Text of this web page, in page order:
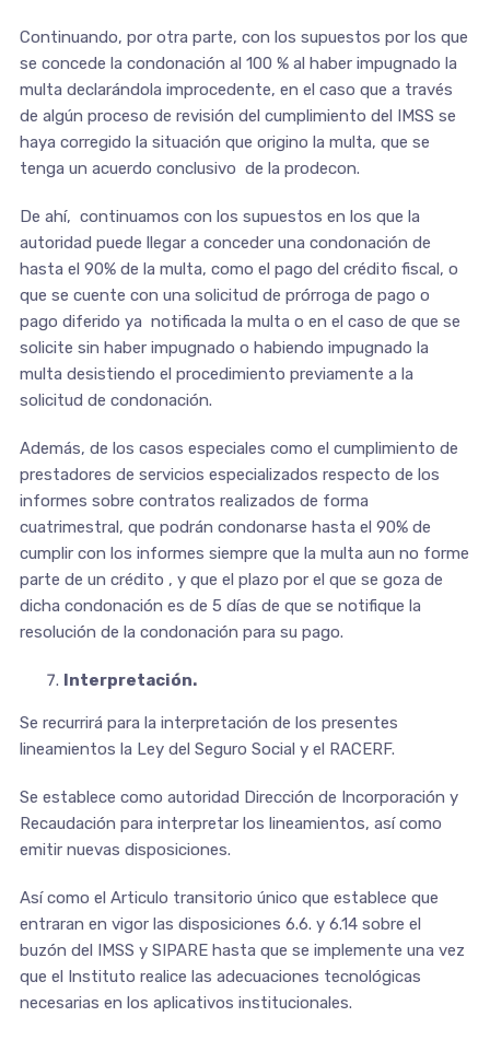
Continuando, por otra parte, con los supuestos por los que
se concede la condonación al 100 % al haber impugnado la
multa declarándola improcedente, en el caso que a través
de algún proceso de revisión del cumplimiento del IMSS se
haya corregido la situación que origino la multa, que se
tenga un acuerdo conclusivo de la prodecon.
De ahí, continuamos con los supuestos en los que la
autoridad puede llegar a conceder una condonación de
hasta el 90% de la multa, como el pago del crédito fiscal, o
que se cuente con una solicitud de prórroga de pago o
pago diferido ya notificada la multa o en el caso de que se
solicite sin haber impugnado o habiendo impugnado la
multa desistiendo el procedimiento previamente a la
solicitud de condonación.
Además, de los casos especiales como el cumplimiento de
prestadores de servicios especializados respecto de los
informes sobre contratos realizados de forma
cuatrimestral, que podrán condonarse hasta el 90% de
cumplir con los informes siempre que la multa aun no forme
parte de un crédito , y que el plazo por el que se goza de
dicha condonación es de 5 días de que se notifique la
resolución de la condonación para su pago.
Interpretación.
Se recurrirá para la interpretación de los presentes
lineamientos la Ley del Seguro Social y el RACERF.
Se establece como autoridad Dirección de Incorporación y
Recaudación para interpretar los lineamientos, así como
emitir nuevas disposiciones.
Así como el Articulo transitorio único que establece que
entraran en vigor las disposiciones 6.6. y 6.14 sobre el
buzón del IMSS y SIPARE hasta que se implemente una vez
que el Instituto realice las adecuaciones tecnológicas
necesarias en los aplicativos institucionales.